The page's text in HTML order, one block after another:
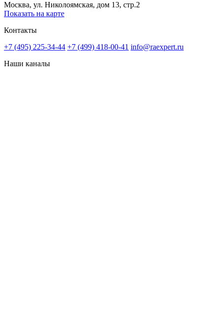
Москва, ул. Николоямская, дом 13, стр.2
Показать на карте
Контакты
+7 (495) 225-34-44 +7 (499) 418-00-41 info@raexpert.ru
Наши каналы